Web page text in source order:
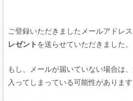
ご登録いただきましたメールアドレス
レゼント を送らせていただきました。
もし、メールが届いていない場合は
入ってしまっている可能性があります